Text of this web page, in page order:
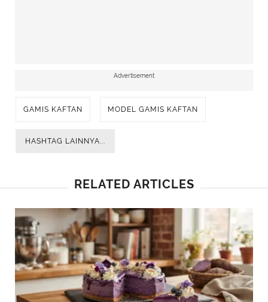
Advertisement
GAMIS KAFTAN MODEL GAMIS KAFTAN
HASHTAG LAINNYA...
RELATED ARTICLES